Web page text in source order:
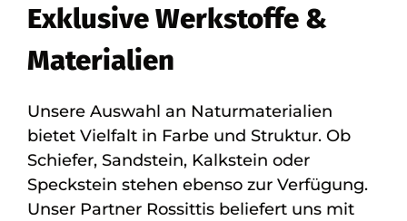
Exklusive Werkstoffe &
Materialien
Unsere Auswahl an Naturmaterialien
bietet Vielfalt in Farbe und Struktur. Ob
Schiefer, Sandstein, Kalkstein oder
Speckstein stehen ebenso zur Verfügung.
Unser Partner Rossittis beliefert uns mit